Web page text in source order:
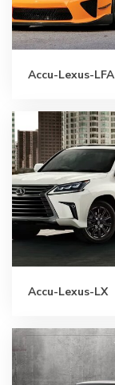
Accu-Lexus-LFA
Accu-Lexus-LX